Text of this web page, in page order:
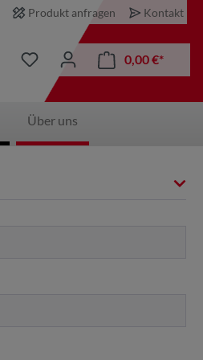
Produkt anfragen Kontakt
0,00 €*
Über uns